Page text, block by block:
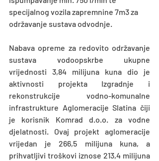
specijalnog vozila zapremnine 7m3 za
održavanje sustava odvodnje.
Nabava opreme za redovito održavanje
sustava vodoopskrbe ukupne
vrijednosti 3,84 milijuna kuna dio je
aktivnosti projekta Izgradnje i
rekonstrukcije vodno-komunalne
infrastrukture Aglomeracije Slatina čiji
je korisnik Komrad d.o.o. za vodne
djelatnosti. Ovaj projekt aglomeracije
vrijedan je 266,5 milijuna kuna, a
prihvatljivi troškovi iznose 213,4 milijuna